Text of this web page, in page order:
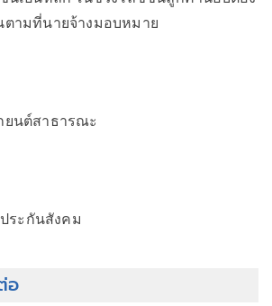
ตามที่นายจ้างมอบหมาย
นต์สาธารณะ
ระกันสังคม
อ